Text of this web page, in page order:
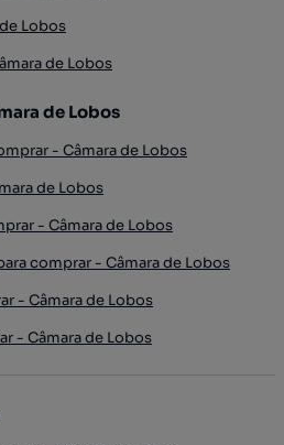
Lobos
de Lobos
de Lobos
- Câmara de Lobos
de Lobos
- Câmara de Lobos
comprar - Câmara de Lobos
- Câmara de Lobos
- Câmara de Lobos